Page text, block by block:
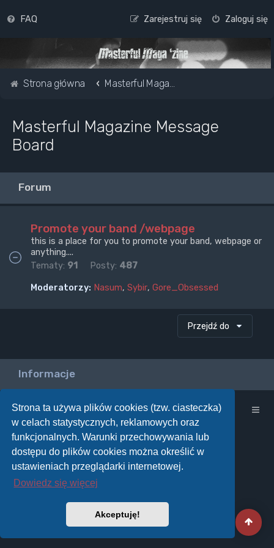
Strona ta używa plików cookies (tzw. ciasteczka)
w celach statystycznych, reklamowych oraz
funkcjonalnych. Warunki przechowywania lub
dostępu do plików cookies można określić w
ustawieniach przeglądarki internetowej.
Dowiedz się więcej
Akceptuję!
FAQ Zaloguj się
Zarejestruj się
Strona główna Masterful Magazine Message Board
Masterful Magazine Message
Board
Forum
Promote your band /webpage
this is a place for you to promote your band, webpage or
anything....
Tematy: 91 Posty: 487
Moderatorzy: Nasum, Sybir, Gore_Obsessed
Przejdź do
Informacje
Strona główna